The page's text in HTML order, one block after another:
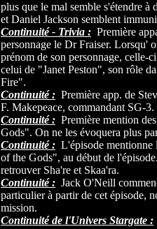
plus que le mal semble s'étendre à
et Daniel Jackson semblent
Continuité - Trivia : Première
personnage le Dr Fraiser. Lorsqu'
prénom de son personnage, celle-
celui de "Janet Peston", son rôle
Fire".
Continuité : Première app. de
F. Makepeace, commandant SG-3.
Continuité : Première mention
Gods". On ne les évoquera plus
Continuité : L'épisode
of the Gods", au début de
retrouver Sha're et Skaa'ra.
Continuité : Jack O'Neill
particulier à partir de cet épisode,
mission.
Continuité de l'Univers Stargate :